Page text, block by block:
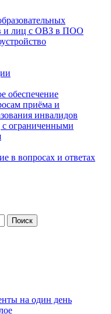
и лиц с ОВЗ в ПОО
обеспечение
приёма и
инвалидов
с ограниченными
в вопросах и ответах
на один день